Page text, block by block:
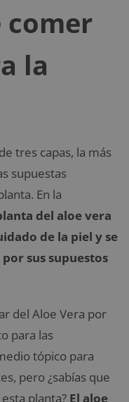
comer
la
tres capas, la más
supuestas
En la
del aloe vera
de la piel y se
sus supuestos
del Aloe Vera por
para las
tópico para
pero ¿sabías que
planta? El aloe